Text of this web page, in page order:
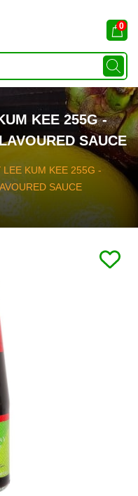
0
KEE 255G -
SAUCE
LEE KUM KEE 255G -
SAUCE